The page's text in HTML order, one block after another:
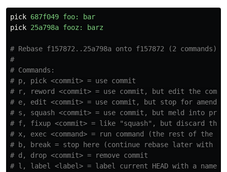
pick 687f049 foo:
bar
pick 25a798a fooz: barz
# Rebase f157872..25a798a onto f157872 (2 commands)
#
# Commands:
# p, pick <commit> = use commit
# r, reword <commit> = use commit, but edit the commit
# e, edit <commit> = use commit, but stop for
# s, squash <commit> = use commit, but meld into
# f, fixup <commit> = like "squash", but discard this
# x, exec <command> = run command (the rest of the
# b, break = stop here (continue rebase later with
# d, drop <commit> = remove commit
# l, label <label> = label current HEAD with a name